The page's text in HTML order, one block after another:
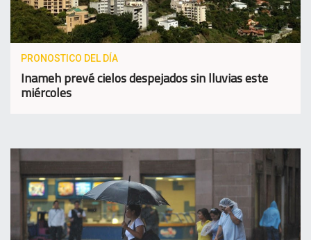
PRONOSTICO DEL DÍA
Inameh prevé cielos despejados sin lluvias este
miércoles